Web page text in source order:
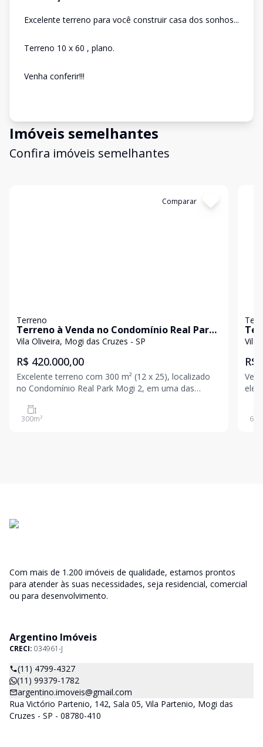
Excelente terreno para você construir casa dos sonhos...
Terreno 10 x 60 , plano.
Venha conferir!!!
Imóveis semelhantes
Confira imóveis semelhantes
Comparar
Terreno
Terreno à Venda no Condomínio Real Park
Mogi 2 - Vila Oliveira, Mogi das Cruzes
Vila Oliveira, Mogi das Cruzes - SP
R$ 420.000,00
Excelente terreno com 300 m² (12 x 25), localizado
no Condomínio Real Park Mogi 2, em uma das
Cruzes. Destaques do imóvel: 300 m² (12 x 25)
Terreno 100% plano, pronto para construir Fundos
300m²
Vila
R$
ele
600
Com mais de 1.200 imóveis de qualidade, estamos prontos
para atender às suas necessidades, seja residencial, comercial
ou para desenvolvimento.
Argentino Imóveis
CRECI: 034961-J
(11) 4799-4327
(11) 99379-1782
argentino.imoveis@gmail.com
Rua Victório Partenio, 142, Sala 05, Vila Partenio, Mogi das
Cruzes - SP - 08780-410